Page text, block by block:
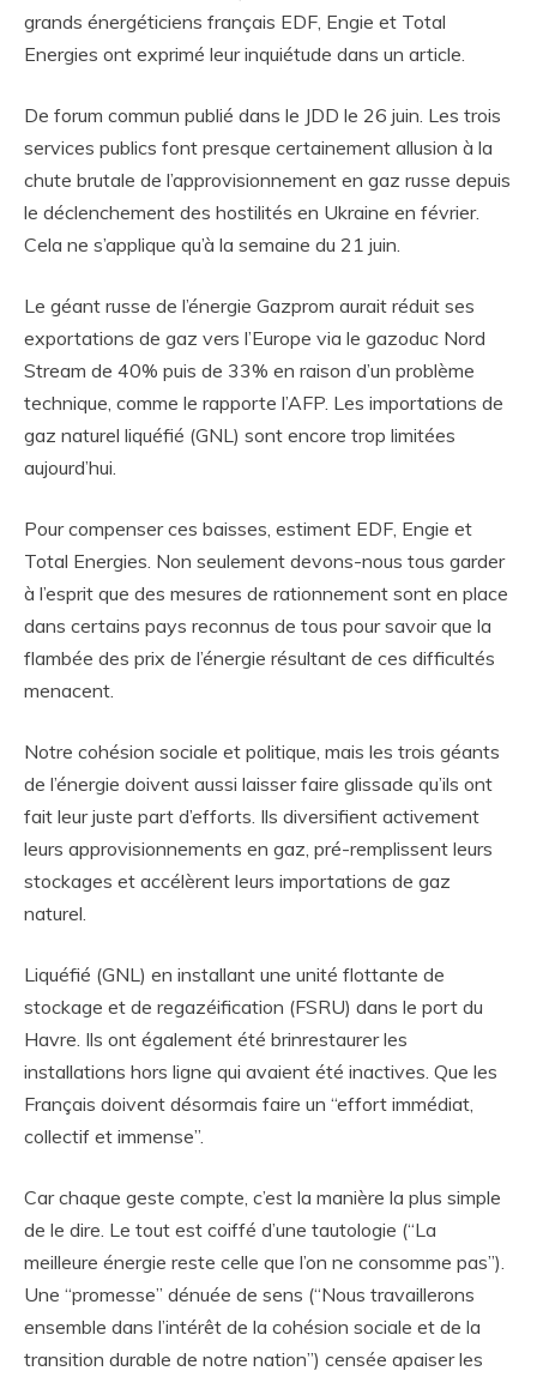
grands énergéticiens français EDF, Engie et Total
Energies ont exprimé leur inquiétude dans un article.
De forum commun publié dans le JDD le 26 juin. Les trois
services publics font presque certainement allusion à la
chute brutale de l’approvisionnement en gaz russe depuis
le déclenchement des hostilités en Ukraine en février.
Cela ne s’applique qu’à la semaine du 21 juin.
Le géant russe de l’énergie Gazprom aurait réduit ses
exportations de gaz vers l’Europe via le gazoduc Nord
Stream de 40% puis de 33% en raison d’un problème
technique, comme le rapporte l’AFP. Les importations de
gaz naturel liquéfié (GNL) sont encore trop limitées
aujourd’hui.
Pour compenser ces baisses, estiment EDF, Engie et
Total Energies. Non seulement devons-nous tous garder
à l’esprit que des mesures de rationnement sont en place
dans certains pays reconnus de tous pour savoir que la
flambée des prix de l’énergie résultant de ces difficultés
menacent.
Notre cohésion sociale et politique, mais les trois géants
de l’énergie doivent aussi laisser faire glissade qu’ils ont
fait leur juste part d’efforts. Ils diversifient activement
leurs approvisionnements en gaz, pré-remplissent leurs
stockages et accélèrent leurs importations de gaz
naturel.
Liquéfié (GNL) en installant une unité flottante de
stockage et de regazéification (FSRU) dans le port du
Havre. Ils ont également été brinrestaurer les
installations hors ligne qui avaient été inactives. Que les
Français doivent désormais faire un “effort immédiat,
collectif et immense”.
Car chaque geste compte, c’est la manière la plus simple
de le dire. Le tout est coiffé d’une tautologie (“La
meilleure énergie reste celle que l’on ne consomme pas”).
Une “promesse” dénuée de sens (“Nous travaillerons
ensemble dans l’intérêt de la cohésion sociale et de la
transition durable de notre nation”) censée apaiser les